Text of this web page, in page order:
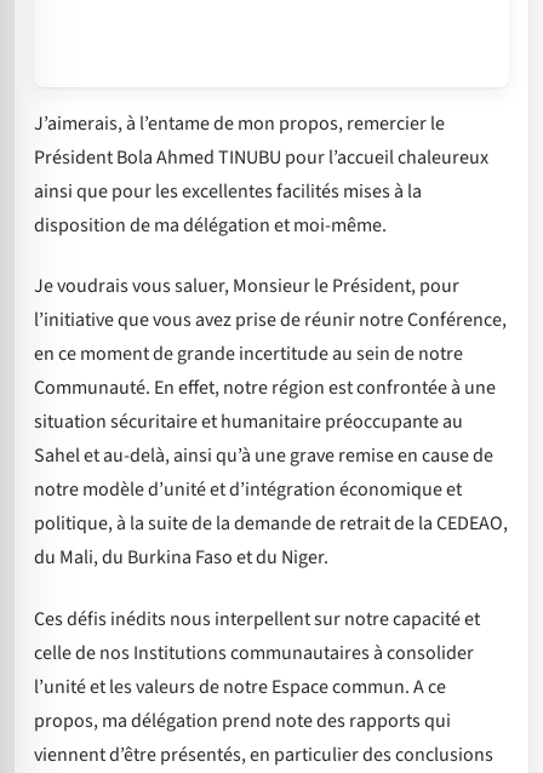
J’aimerais, à l’entame de mon propos, remercier le
Président Bola Ahmed TINUBU pour l’accueil chaleureux
ainsi que pour les excellentes facilités mises à la
disposition de ma délégation et moi-même.
Je voudrais vous saluer, Monsieur le Président, pour
l’initiative que vous avez prise de réunir notre Conférence,
en ce moment de grande incertitude au sein de notre
Communauté. En effet, notre région est confrontée à une
situation sécuritaire et humanitaire préoccupante au
Sahel et au-delà, ainsi qu’à une grave remise en cause de
notre modèle d’unité et d’intégration économique et
politique, à la suite de la demande de retrait de la CEDEAO,
du Mali, du Burkina Faso et du Niger.
Ces défis inédits nous interpellent sur notre capacité et
celle de nos Institutions communautaires à consolider
l’unité et les valeurs de notre Espace commun. A ce
propos, ma délégation prend note des rapports qui
viennent d’être présentés, en particulier des conclusions